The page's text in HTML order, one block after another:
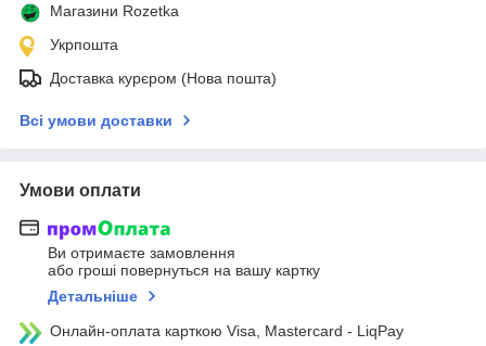
Магазини Rozetka
Укрпошта
Доставка курєром (Нова пошта)
Всі умови доставки
Умови оплати
Ви отримаєте замовлення
або гроші повернуться на вашу картку
Детальніше
Онлайн-оплата карткою Visa, Mastercard - LiqPay